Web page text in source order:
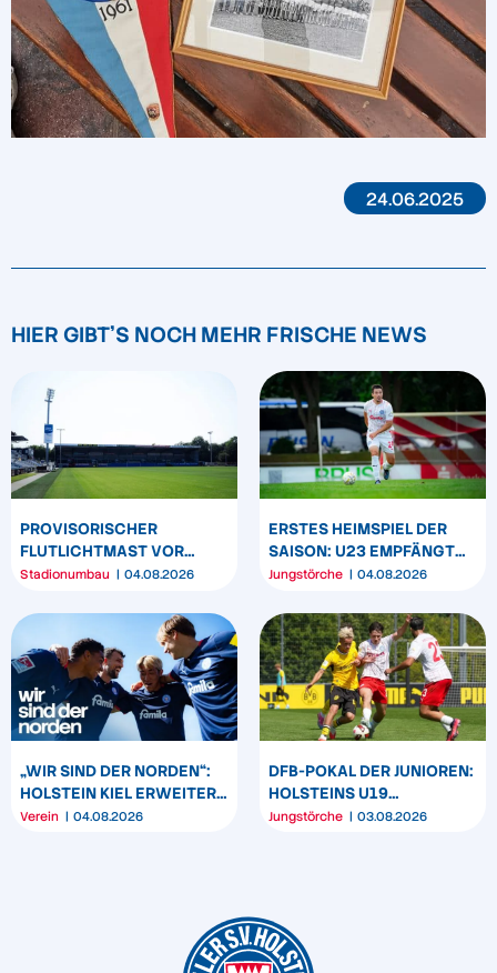
24.06.2025
HIER GIBT'S NOCH MEHR FRISCHE NEWS
PROVISORISCHER
FLUTLICHTMAST VOR
WESTTRIBÜNE WIRD
Stadionumbau 04.08.2026
ERSTES HEIMSPIEL DER
SAISON: U23 EMPFÄNGT
HEIDER SV
Jungstörche 04.08.2026
„WIR SIND DER NORDEN“:
HOLSTEIN KIEL ERWEITERT
SEIN MARKENBILD
Verein 04.08.2026
DFB-POKAL DER JUNIOREN:
HOLSTEINS U19
TRIUMPHIERT IN
Jungstörche 03.08.2026